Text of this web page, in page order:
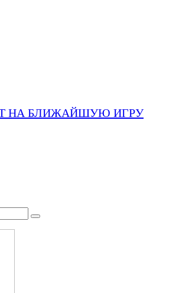
НА БЛИЖАЙШУЮ ИГРУ